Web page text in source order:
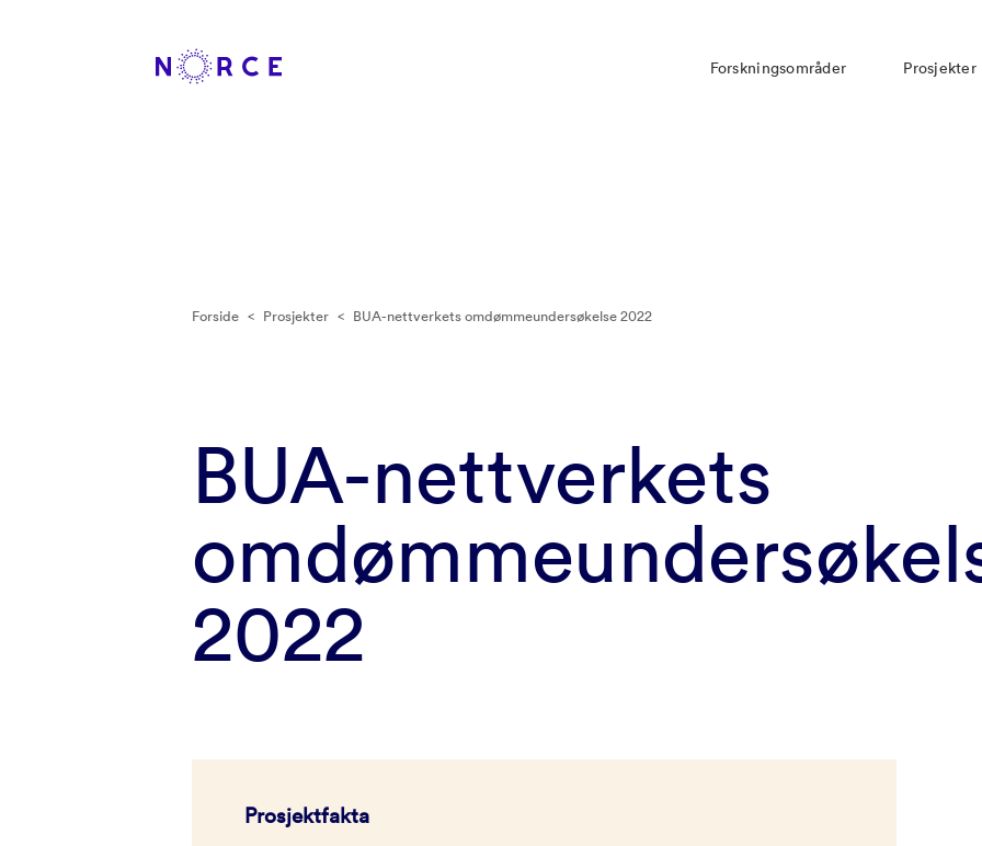
Forskningsområder Prosjekter
Forside < Prosjekter < BUA-nettverkets omdømmeundersøkelse 2022
BUA-nettverkets
2022
Prosjektfakta